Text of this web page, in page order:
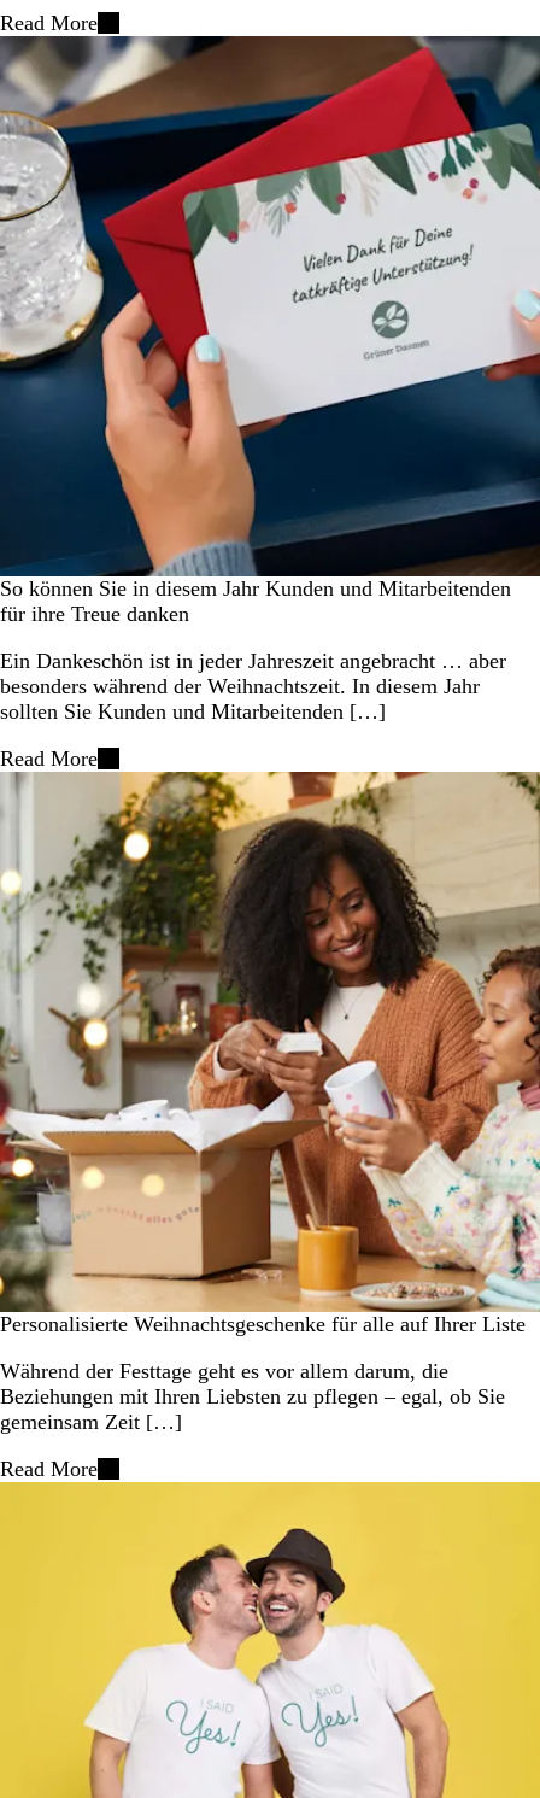
Read More
So können Sie in diesem Jahr Kunden und Mitarbeitenden
für ihre Treue danken
Ein Dankeschön ist in jeder Jahreszeit angebracht … aber
besonders während der Weihnachtszeit. In diesem Jahr
sollten Sie Kunden und Mitarbeitenden […]
Read More
Personalisierte Weihnachtsgeschenke für alle auf Ihrer Liste
Während der Festtage geht es vor allem darum, die
Beziehungen mit Ihren Liebsten zu pflegen – egal, ob Sie
gemeinsam Zeit […]
Read More